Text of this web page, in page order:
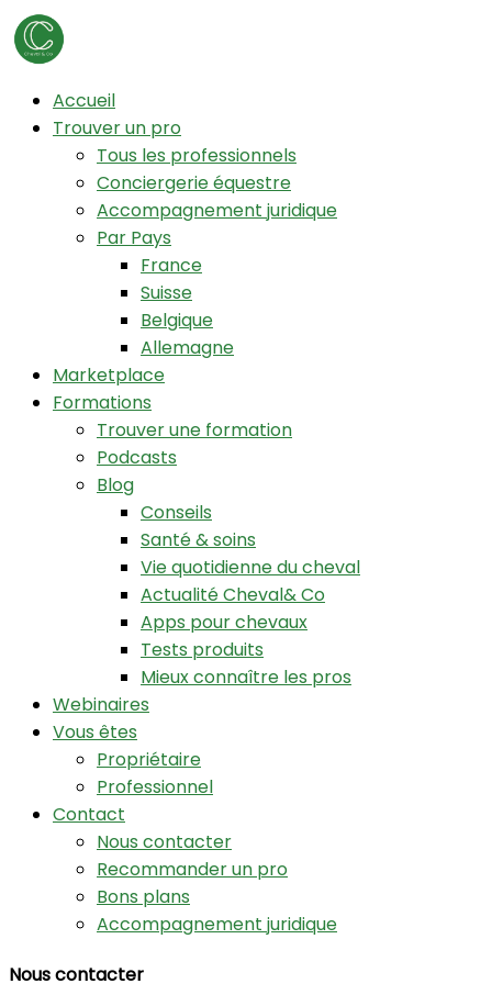
Accueil
Trouver un pro
Tous les professionnels
Conciergerie équestre
Accompagnement juridique
Par Pays
France
Suisse
Belgique
Allemagne
Marketplace
Formations
Trouver une formation
Podcasts
Blog
Conseils
Santé & soins
Vie quotidienne du cheval
Actualité Cheval& Co
Apps pour chevaux
Tests produits
Mieux connaître les pros
Webinaires
Vous êtes
Propriétaire
Professionnel
Contact
Nous contacter
Recommander un pro
Bons plans
Accompagnement juridique
Nous contacter